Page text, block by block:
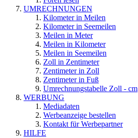
UMRECHNUNGEN
Kilometer in Meilen
Kilometer in Seemeilen
Meilen in Meter
Meilen in Kilometer
Meilen in Seemeilen
Zoll in Zentimeter
Zentimeter in Zoll
Zentimeter in Fuß
Umrechnungstabelle Zoll - cm
WERBUNG
Mediadaten
Werbeanzeige bestellen
Kontakt für Werbepartner
HILFE